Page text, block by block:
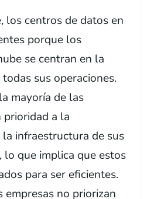
los centros de datos en
porque los
se centran en la
sus operaciones.
mayoría de las
prioridad a la
infraestructura de sus
lo que implica que estos
para ser eficientes.
empresas no priorizan